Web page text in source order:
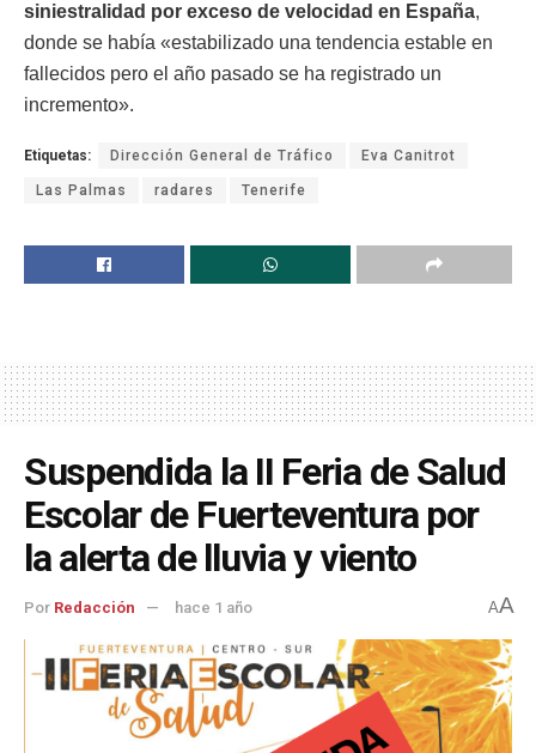
siniestralidad por exceso de velocidad en España,
donde se había «estabilizado una tendencia estable en
fallecidos pero el año pasado se ha registrado un
incremento».
Etiquetas: Dirección General de Tráfico Eva Canitrot
Las Palmas radares Tenerife
Suspendida la II Feria de Salud
Escolar de Fuerteventura por
la alerta de lluvia y viento
Por Redacción hace 1 año AA